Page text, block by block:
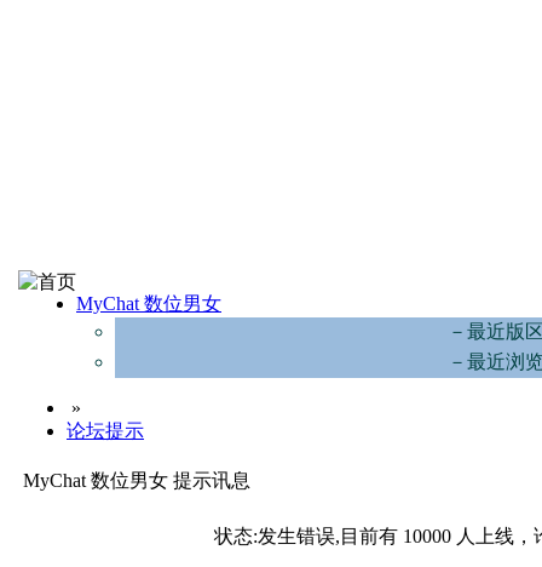
MyChat 数位男女
－最近版
－最近浏
»
论坛提示
MyChat 数位男女 提示讯息
状态:发生错误,目前有 10000 人上线